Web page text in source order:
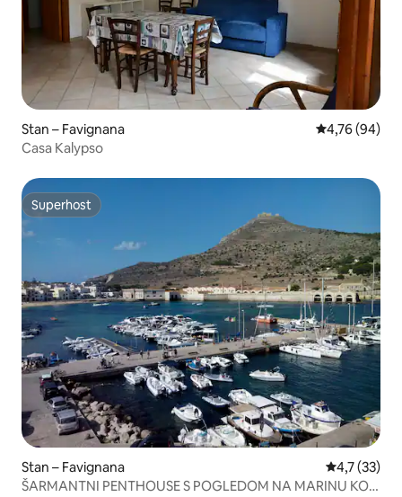
Stan – Favignana Prosječna
4,76 (94)
Casa Kalypso
Superhost
Superhost
Stan – Favignana Prosječna
4,7 (33)
ŠARMANTNI PENTHOUSE S POGLEDOM NA MARINU KOJI